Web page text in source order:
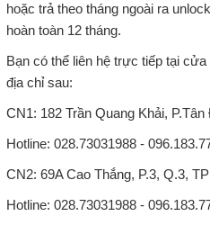
hoặc trả theo tháng ngoài ra
hoàn toàn 12 tháng.
Bạn có thể liên hệ trực tiếp tại
địa chỉ sau:
CN1: 182 Trần Quang Khải,
Hotline: 028.73031988 -
CN2: 69A Cao Thắng, P.3, Q.3,
Hotline: 028.73031988 -